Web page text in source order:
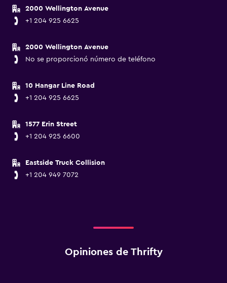
2000 Wellington Avenue
+1 204 925 6625
2000 Wellington Avenue
No se proporcionó número de teléfono
10 Hangar Line Road
+1 204 925 6625
1577 Erin Street
+1 204 925 6600
Eastside Truck Collision
+1 204 949 7072
Opiniones de Thrifty